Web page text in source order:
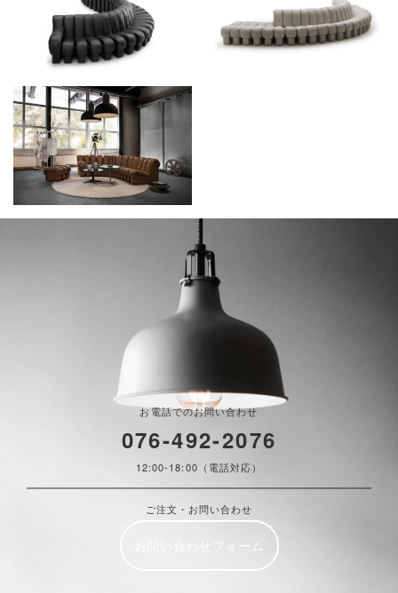
お電話でのお問い合わせ
076-492-2076
12:00-18:00（電話対応）
ご注文・お問い合わせ
お問い合わせフォーム